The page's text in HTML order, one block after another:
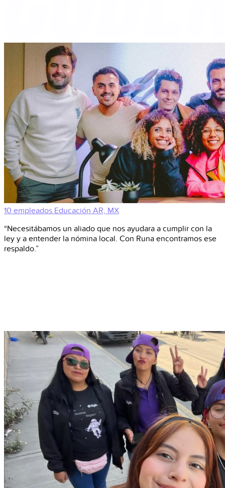
10 empleados Educación AR, MX
“Necesitábamos un aliado que nos ayudara a cumplir con la
ley y a entender la nómina local. Con Runa encontramos ese
respaldo.”